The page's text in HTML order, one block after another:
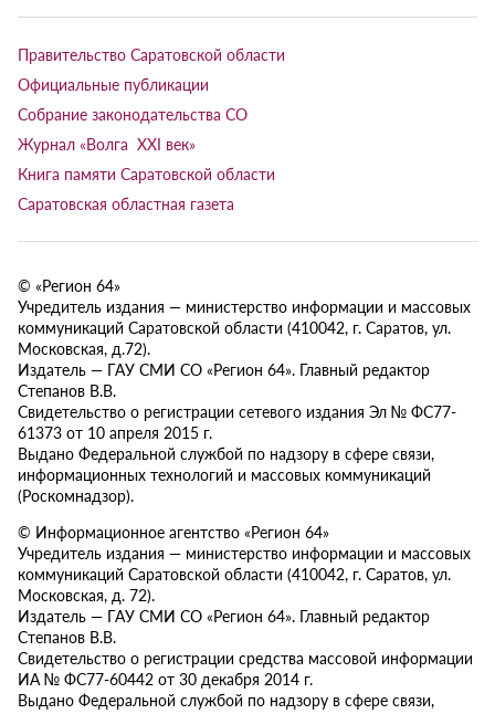
Правительство Саратовской области
Официальные публикации
Собрание законодательства СО
Журнал «Волга XXI век»
Книга памяти Саратовской области
Саратовская областная газета
© «Регион 64»
Учредитель издания — министерство информации и массовых
коммуникаций Саратовской области (410042, г. Саратов, ул.
Московская, д.72).
Издатель — ГАУ СМИ СО «Регион 64». Главный редактор
Степанов В.В.
Свидетельство о регистрации сетевого издания Эл № ФС77-
61373 от 10 апреля 2015 г.
Выдано Федеральной службой по надзору в сфере связи,
информационных технологий и массовых коммуникаций
(Роскомнадзор).
© Информационное агентство «Регион 64»
Учредитель издания — министерство информации и массовых
коммуникаций Саратовской области (410042, г. Саратов, ул.
Московская, д. 72).
Издатель — ГАУ СМИ СО «Регион 64». Главный редактор
Степанов В.В.
Свидетельство о регистрации средства массовой информации
ИА № ФС77-60442 от 30 декабря 2014 г.
Выдано Федеральной службой по надзору в сфере связи,